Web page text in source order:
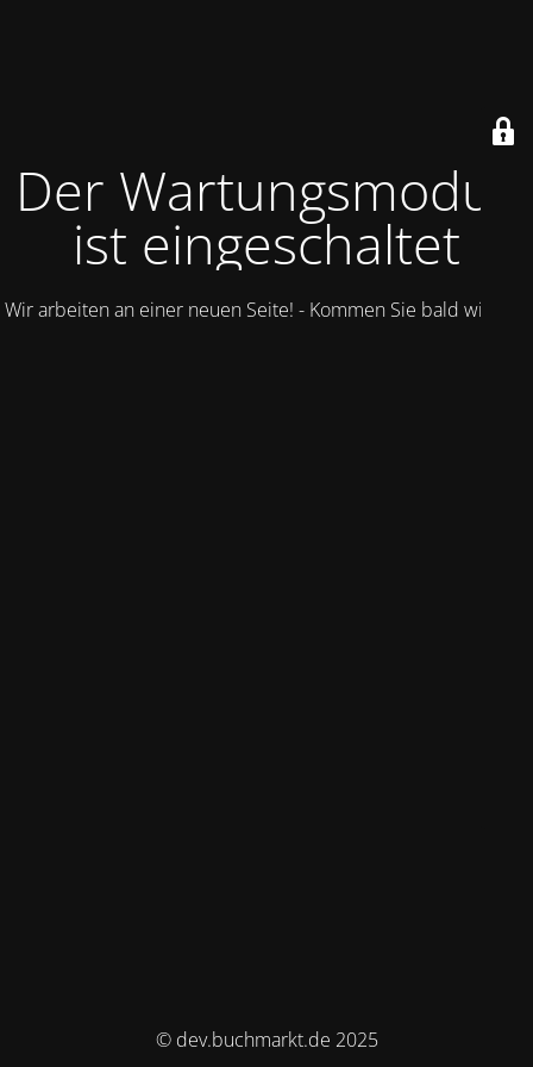
Der Wartungsmodus
ist eingeschaltet
Wir arbeiten an einer neuen Seite! - Kommen Sie bald wieder.
© dev.buchmarkt.de 2025